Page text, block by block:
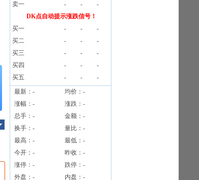
卖一
- -
-
DK点自动提示涨跌信号！
买一
- -
-
买二
- -
-
买三
- -
-
买四
- -
-
买五
- -
-
最新： - 均价： -
涨幅： - 涨跌： -
总手： - 金额： -
换手： - 量比： -
最高： - 最低： -
今开： - 昨收： -
涨停： - 跌停： -
外盘： - 内盘： -